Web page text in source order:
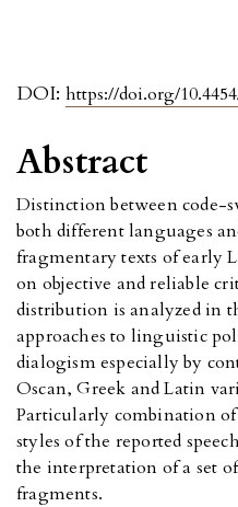
DOI: https://doi.org/
Abstract
Distinction between
both different languages
fragmentary texts of early
on objective and reliable
distribution is analyzed in
approaches to linguistic
dialogism especially by
Oscan, Greek and Latin
Particularly combination of
styles of the reported
the interpretation of a set
fragments.